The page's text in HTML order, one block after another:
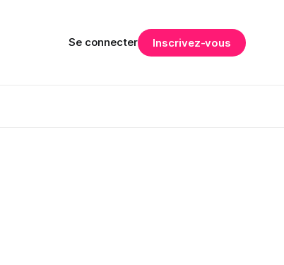
Se connecter Inscrivez-vous